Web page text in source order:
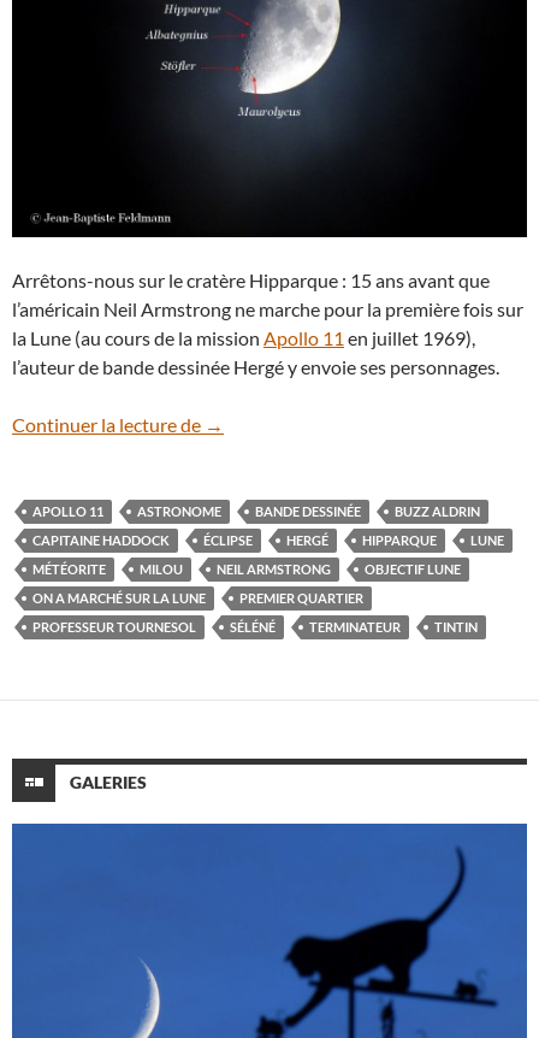
Arrêtons-nous sur le cratère Hipparque : 15 ans avant que
l’américain Neil Armstrong ne marche pour la première fois sur
la Lune (au cours de la mission Apollo 11 en juillet 1969),
l’auteur de bande dessinée Hergé y envoie ses personnages.
Continuer la lecture de Hipparque, le cratère lunaire de Tintin
→
APOLLO 11 ASTRONOME BANDE DESSINÉE
BUZZ ALDRIN
CAPITAINE HADDOCK
ÉCLIPSE HERGÉ HIPPARQUE
LUNE
MÉTÉORITE
MILOU NEIL ARMSTRONG
OBJECTIF LUNE
ON A MARCHÉ SUR LA LUNE
PREMIER QUARTIER
PROFESSEUR TOURNESOL
SÉLÉNÉ TERMINATEUR TINTIN
GALERIES